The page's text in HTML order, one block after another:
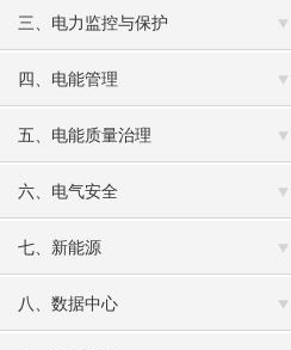
三、电力监控与保护
四、电能管理
五、电能质量治理
六、电气安全
七、新能源
八、数据中心